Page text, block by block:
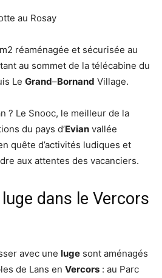
au Rosay
réaménagée et sécurisée au
au sommet de la télécabine du
Le Grand–Bornand Village.
? Le Snooc, le meilleur de la
du pays d’Evian vallée
quête d’activités ludiques et
aux attentes des vacanciers.
dans le Vercors
avec une luge sont aménagés
de Lans en Vercors : au Parc